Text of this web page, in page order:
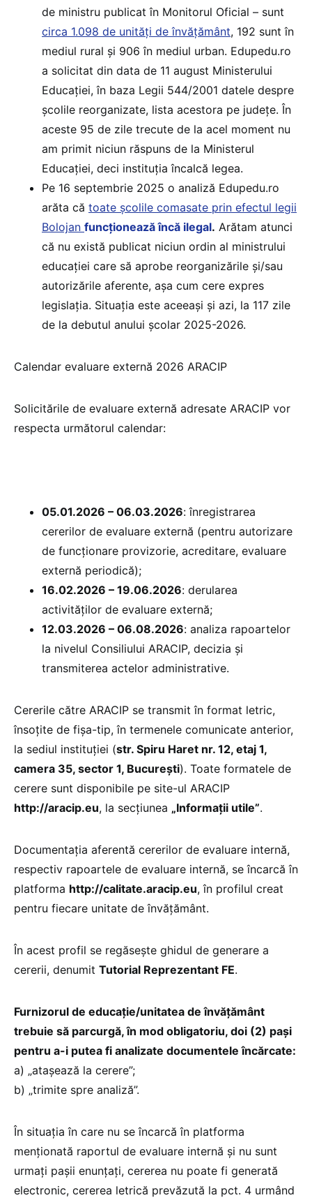
de ministru publicat în Monitorul Oficial – sunt
circa 1.098 de unități de învățământ, 192 sunt în
mediul rural și 906 în mediul urban. Edupedu.ro
a solicitat din data de 11 august Ministerului
Educației, în baza Legii 544/2001 datele despre
școlile reorganizate, lista acestora pe județe. În
aceste 95 de zile trecute de la acel moment nu
am primit niciun răspuns de la Ministerul
Educației, deci instituția încalcă legea.
Pe 16 septembrie 2025 o analiză Edupedu.ro
arăta că toate școlile comasate prin efectul legii
Bolojan funcționează încă ilegal. Arătam atunci
că nu există publicat niciun ordin al ministrului
educației care să aprobe reorganizările și/sau
autorizările aferente, așa cum cere expres
legislația. Situația este aceeași și azi, la 117 zile
de la debutul anului școlar 2025-2026.
Calendar evaluare externă 2026 ARACIP
Solicitările de evaluare externă adresate ARACIP vor
respecta următorul calendar:
05.01.2026 – 06.03.2026: înregistrarea
cererilor de evaluare externă (pentru autorizare
de funcționare provizorie, acreditare, evaluare
externă periodică);
16.02.2026 – 19.06.2026: derularea
activităților de evaluare externă;
12.03.2026 – 06.08.2026: analiza rapoartelor
la nivelul Consiliului ARACIP, decizia și
transmiterea actelor administrative.
Cererile către ARACIP se transmit în format letric,
însoțite de fișa-tip, în termenele comunicate anterior,
la sediul instituției (str. Spiru Haret nr. 12, etaj 1,
camera 35, sector 1, București). Toate formatele de
cerere sunt disponibile pe site-ul ARACIP
http://aracip.eu, la secțiunea „Informații utile”.
Documentația aferentă cererilor de evaluare internă,
respectiv rapoartele de evaluare internă, se încarcă în
platforma http://calitate.aracip.eu, în profilul creat
pentru fiecare unitate de învățământ.
În acest profil se regăsește ghidul de generare a
cererii, denumit Tutorial Reprezentant FE.
Furnizorul de educație/unitatea de învățământ
trebuie să parcurgă, în mod obligatoriu, doi (2) pași
pentru a-i putea fi analizate documentele încărcate:
a) „atașează la cerere”;
b) „trimite spre analiză”.
În situația în care nu se încarcă în platforma
menționată raportul de evaluare internă și nu sunt
urmați pașii enunțați, cererea nu poate fi generată
electronic, cererea letrică prevăzută la pct. 4 urmând